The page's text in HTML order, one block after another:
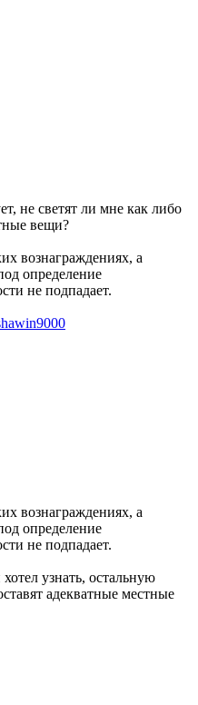
не светят ли мне как либо
вещи?
вознаграждениях, а
определение
не подпадает.
вознаграждениях, а
определение
не подпадает.
узнать, остальную
адекватные местные